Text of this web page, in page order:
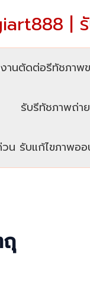
|
านตัดต่อรีทัชภาพข
รับรีทัชภาพถ่า
รับแก้ไขภาพออ